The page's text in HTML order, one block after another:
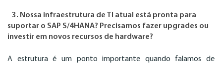
3. Nossa infraestrutura de TI atual está pronta para
suportar o SAP S/4HANA? Precisamos fazer upgrades ou
investir em novos recursos de hardware?
A estrutura é um ponto importante quando falamos de